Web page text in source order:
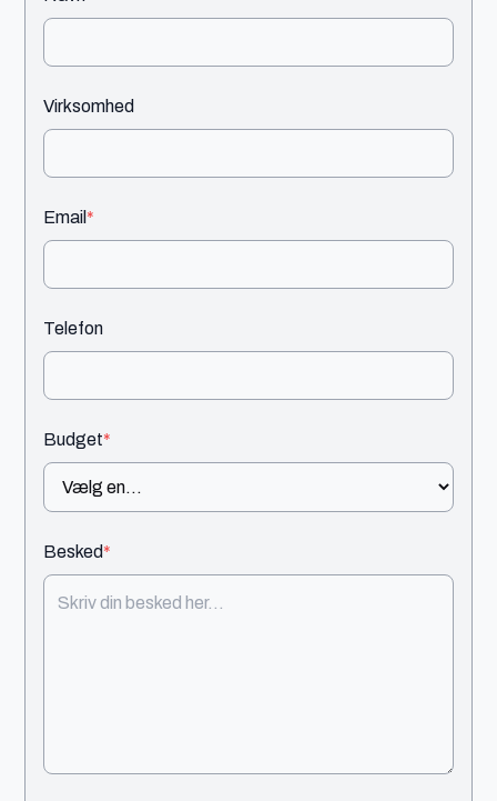
Virksomhed
Email*
Telefon
Budget*
Besked*